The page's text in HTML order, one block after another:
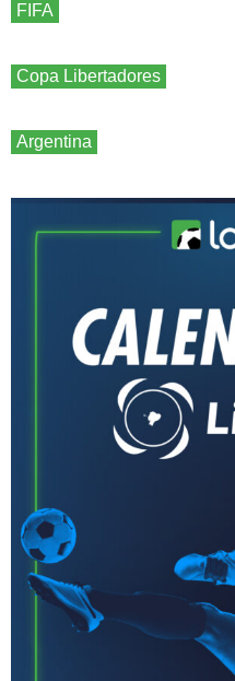
FIFA
Copa Libertadores
Argentina